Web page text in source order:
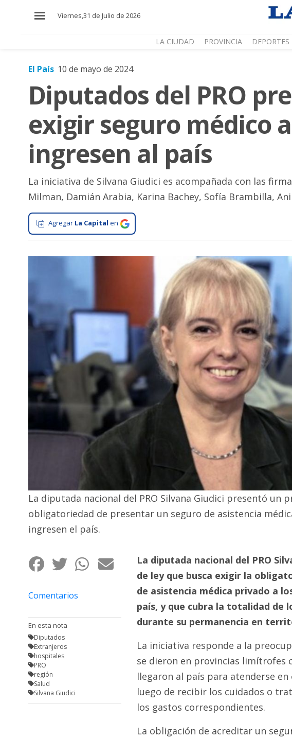
Viernes,31 de Julio de 2026
LA CIUDAD PROVINCIA DEPORTES
Zona
Cultura
Tecnología
General
Deportes
Espectáculos
Cartelera
Fotos
Familia
El País 10 de mayo de 2024
Diputados del PRO
exigir seguro médico
ingresen al país
La iniciativa de Silvana Giudici es acompañada con las
Milman, Damián Arabia, Karina Bachey, Sofía Brambilla,
Agregar La Capital en
La diputada nacional del PRO Silvana Giudici presentó un
obligatoriedad de presentar un seguro de asistencia
ingresen el país.
Comentarios
En esta nota
Diputados
Extranjeros
hospitales
PRO
región
Salud
Silvana Giudici
La diputada nacional del PRO
de ley que busca exigir la
de asistencia médica privado a
país, y que cubra la totalidad de
durante su permanencia en
La iniciativa responde a la
se dieron en provincias limítrofes
llegaron al país para atenderse
luego de recibir los cuidados o
los gastos correspondientes.
La obligación de acreditar un